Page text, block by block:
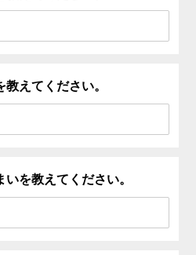
えてください。
を教えてください。